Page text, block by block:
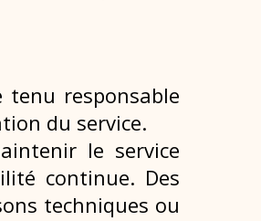
tenu responsable
du service.
le service
continue. Des
techniques ou